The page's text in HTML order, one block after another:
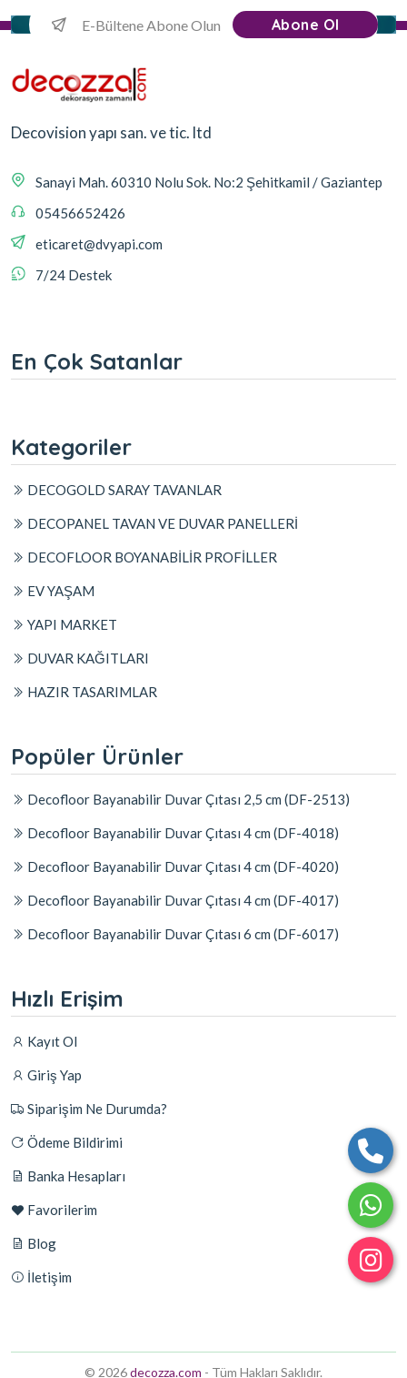
Abone Ol
Decovision yapı san. ve tic. ltd
Sanayi Mah. 60310 Nolu Sok. No:2 Şehitkamil / Gaziantep
05456652426
eticaret@dvyapi.com
7/24 Destek
En Çok Satanlar
Kategoriler
DECOGOLD SARAY TAVANLAR
DECOPANEL TAVAN VE DUVAR PANELLERİ
DECOFLOOR BOYANABİLİR PROFİLLER
EV YAŞAM
YAPI MARKET
DUVAR KAĞITLARI
HAZIR TASARIMLAR
Popüler Ürünler
Decofloor Bayanabilir Duvar Çıtası 2,5 cm (DF-2513)
Decofloor Bayanabilir Duvar Çıtası 4 cm (DF-4018)
Decofloor Bayanabilir Duvar Çıtası 4 cm (DF-4020)
Decofloor Bayanabilir Duvar Çıtası 4 cm (DF-4017)
Decofloor Bayanabilir Duvar Çıtası 6 cm (DF-6017)
Hızlı Erişim
Kayıt Ol
Giriş Yap
Siparişim Ne Durumda?
Ödeme Bildirimi
Banka Hesapları
Favorilerim
Blog
İletişim
© 2026decozza.com - Tüm Hakları Saklıdır.